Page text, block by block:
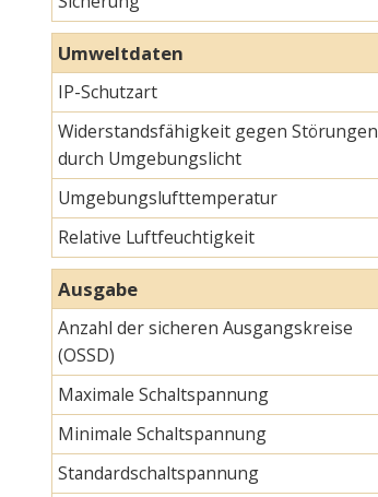
Umweltdaten
IP-Schutzart
Widerstandsfähigkeit gegen Störungen
durch Umgebungslicht
Umgebungslufttemperatur
Relative Luftfeuchtigkeit
Ausgabe
Anzahl der sicheren Ausgangskreise
(OSSD)
Maximale Schaltspannung
Minimale Schaltspannung
Standardschaltspannung